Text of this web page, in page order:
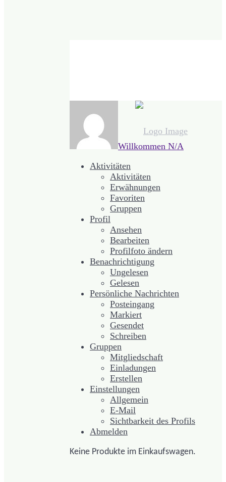
Willkommen N/A
Aktivitäten
Aktivitäten
Erwähnungen
Favoriten
Gruppen
Profil
Ansehen
Bearbeiten
Profilfoto ändern
Benachrichtigung
Ungelesen
Gelesen
Persönliche Nachrichten
Posteingang
Markiert
Gesendet
Schreiben
Gruppen
Mitgliedschaft
Einladungen
Erstellen
Einstellungen
Allgemein
E-Mail
Sichtbarkeit des Profils
Abmelden
Keine Produkte im Einkaufswagen.